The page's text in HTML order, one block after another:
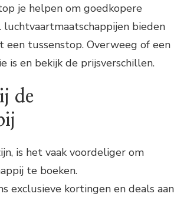
je helpen om goedkopere
bieden
tussenstop. Overweeg of een
is en bekijk de prijsverschillen.
de
is het vaak voordeliger om
te boeken.
exclusieve kortingen en deals aan